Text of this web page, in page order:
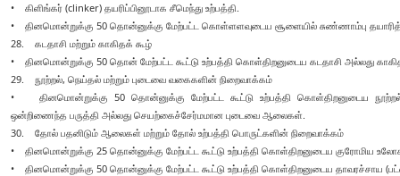
• கிளிங்கர் (clinker) தயரிப்பினூடாக சீமெந்து உற்பத்தி.
• தினமொன்றுக்கு 50 தொன்னுக்கு மேற்பட்ட கொள்ளளவுடைய சூளையில் சுண்ணாம்பு
28. கடதாசி மற்றும் காகிதக் கூழ்
• தினமொன்றுக்கு 50 தொன் மேற்பட்ட கூட்டு உற்பத்தி கொள்திறனுடைய கடதாசி அல்லது
29. நூற்றல், நெய்தல் மற்றும் புடைவை வகைகளின் நிறைவாக்கம்
• தினமொன்றுக்கு 50 தொன்னுக்கு மேற்பட்ட கூட்டு உற்பத்தி கொள்திறனுடைய
ஒன்றிணைந்த பருத்தி அல்லது செயற்கைச்சேர்மமான புடைவை ஆலைகள்.
30. தோல் பதனிடும் ஆலைகள் மற்றும் தோல் உற்பத்தி பொருட்களின் நிறைவாக்கம்
• தினமொன்றுக்கு 25 தொன்னுக்கு மேற்பட்ட கூட்டு உற்பத்தி கொள்திறனுடைய குரோமிய
• தினமொன்றுக்கு 50 தொன்னுக்கு மேற்பட்ட கூட்டு உற்பத்தி கொள்திறனுடைய தாவரச்சாய